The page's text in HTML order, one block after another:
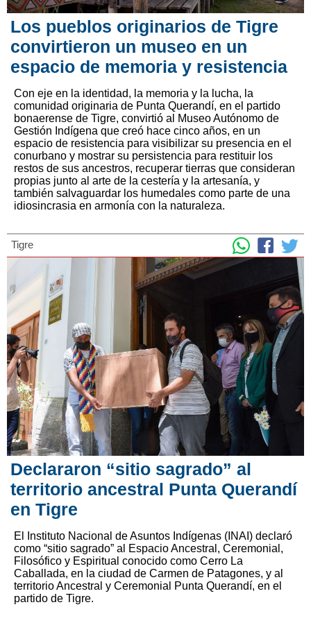
Los pueblos originarios de Tigre
convirtieron un museo en un
espacio de memoria y resistencia
Con eje en la identidad, la memoria y la lucha, la
comunidad originaria de Punta Querandí, en el partido
bonaerense de Tigre, convirtió al Museo Autónomo de
Gestión Indígena que creó hace cinco años, en un
espacio de resistencia para visibilizar su presencia en el
conurbano y mostrar su persistencia para restituir los
restos de sus ancestros, recuperar tierras que consideran
propias junto al arte de la cestería y la artesanía, y
también salvaguardar los humedales como parte de una
idiosincrasia en armonía con la naturaleza.
Tigre
Declararon “sitio sagrado” al
territorio ancestral Punta Querandí
en Tigre
El Instituto Nacional de Asuntos Indígenas (INAI) declaró
como “sitio sagrado” al Espacio Ancestral, Ceremonial,
Filosófico y Espiritual conocido como Cerro La
Caballada, en la ciudad de Carmen de Patagones, y al
territorio Ancestral y Ceremonial Punta Querandí, en el
partido de Tigre.